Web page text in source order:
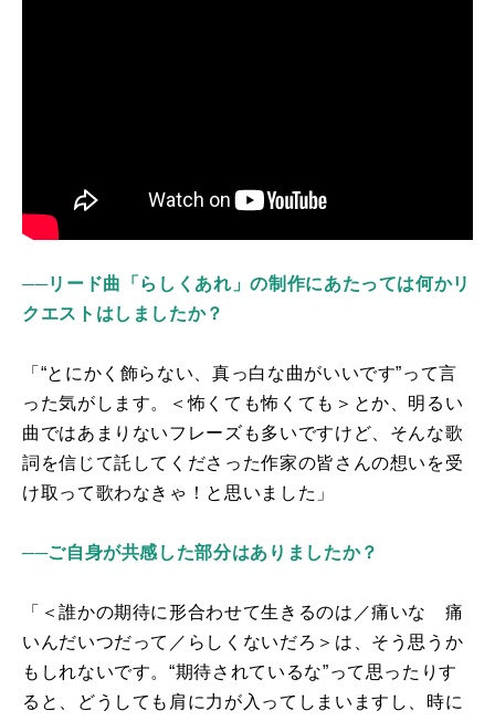
──リード曲「らしくあれ」の制作にあたっては何かリ
クエストはしましたか？
「“とにかく飾らない、真っ白な曲がいいです”って言
った気がします。＜怖くても怖くても＞とか、明るい
曲ではあまりないフレーズも多いですけど、そんな歌
詞を信じて託してくださった作家の皆さんの想いを受
け取って歌わなきゃ！と思いました」
──ご自身が共感した部分はありましたか？
「＜誰かの期待に形合わせて生きるのは／痛いな 痛
いんだいつだって／らしくないだろ＞は、そう思うか
もしれないです。“期待されているな”って思ったりす
ると、どうしても肩に力が入ってしまいますし、時に